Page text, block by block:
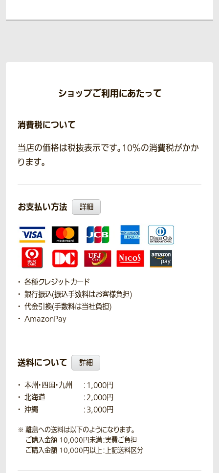
ショップご利用にあたって
消費税について
当店の価格は税抜表示です。10％の消費税がかか
ります。
お支払い方法 詳細
各種クレジットカード
銀行振込(振込手数料はお客様負担)
代金引換(手数料は当社負担)
AmazonPay
送料について 詳細
本州・四国・九州
：1,000円
北海道
：2,000円
沖縄
：3,000円
離島への送料は以下のようになります。
ご購入金額 10,000円未満：実費ご負担
ご購入金額 10,000円以上：上記送料区分